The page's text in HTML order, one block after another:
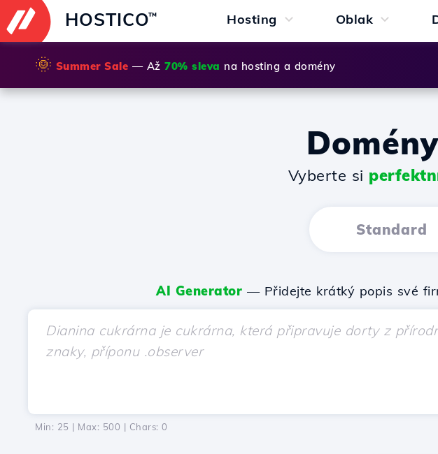
HOSTICO™ Hosting Oblak
🌞 Summer Sale — Až 70% sleva na hosting a domény
Domény
Vyberte si
Standard
AI Generator — Přidejte krátký popis své
Min: 25 | Max: 500 | Chars: 0